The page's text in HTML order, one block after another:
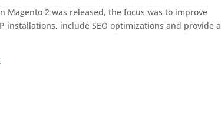
Magento 2 was released, the focus was to improve
include SEO optimizations and provide a